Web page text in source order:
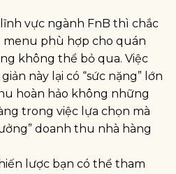
vực ngành FnB thì chắc
menu phù hợp cho quán
không thể bỏ qua. Việc
này lại có “sức nặng” lớn
hoàn hảo không những
trong việc lựa chọn mà
doanh thu nhà hàng
lược bạn có thể tham